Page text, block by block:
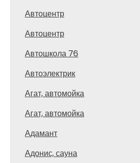
Автоцентр
Автоцентр
Автошкола 76
Автоэлектрик
Агат, автомойка
Агат, автомойка
Адамант
Адонис, сауна